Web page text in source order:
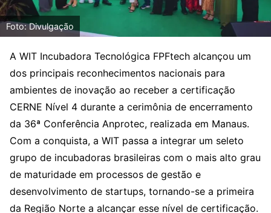
Foto: Divulgação
A WIT Incubadora Tecnológica FPFtech alcançou um
dos principais reconhecimentos nacionais para
ambientes de inovação ao receber a certificação
CERNE Nível 4 durante a cerimônia de encerramento
da 36ª Conferência Anprotec, realizada em Manaus.
Com a conquista, a WIT passa a integrar um seleto
grupo de incubadoras brasileiras com o mais alto grau
de maturidade em processos de gestão e
desenvolvimento de startups, tornando-se a primeira
da Região Norte a alcançar esse nível de certificação.